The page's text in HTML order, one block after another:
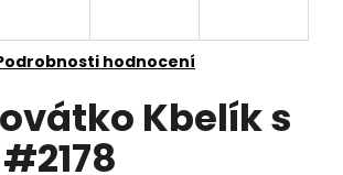
hodnocení
Kbelík s